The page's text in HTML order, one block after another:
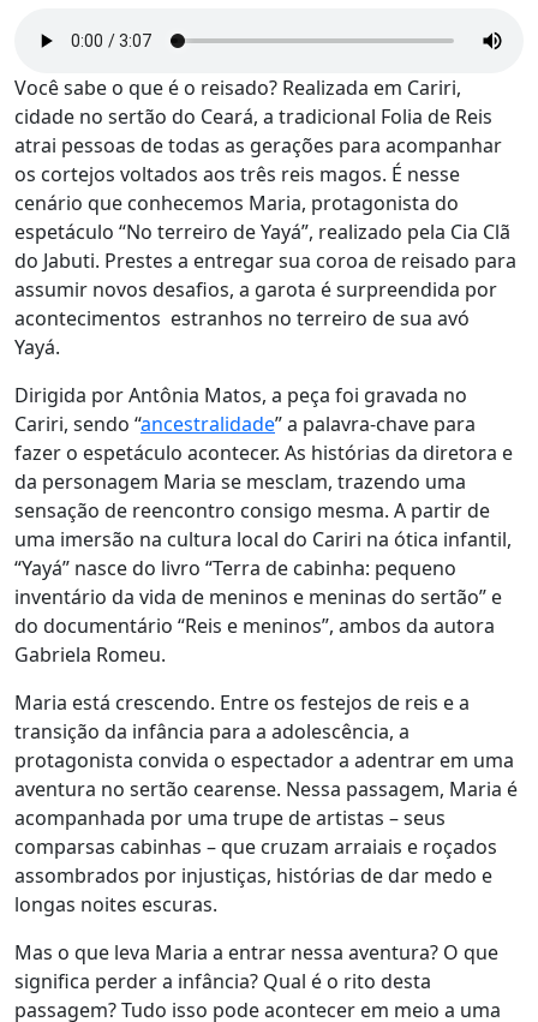
Você sabe o que é o reisado? Realizada em Cariri,
cidade no sertão do Ceará, a tradicional Folia de Reis
atrai pessoas de todas as gerações para acompanhar
os cortejos voltados aos três reis magos. É nesse
cenário que conhecemos Maria, protagonista do
espetáculo “No terreiro de Yayá”, realizado pela Cia Clã
do Jabuti. Prestes a entregar sua coroa de reisado para
assumir novos desafios, a garota é surpreendida por
acontecimentos estranhos no terreiro de sua avó
Yayá.
Dirigida por Antônia Matos, a peça foi gravada no
Cariri, sendo “ancestralidade” a palavra-chave para
fazer o espetáculo acontecer. As histórias da diretora e
da personagem Maria se mesclam, trazendo uma
sensação de reencontro consigo mesma. A partir de
uma imersão na cultura local do Cariri na ótica infantil,
“Yayá” nasce do livro “Terra de cabinha: pequeno
inventário da vida de meninos e meninas do sertão” e
do documentário “Reis e meninos”, ambos da autora
Gabriela Romeu.
Maria está crescendo. Entre os festejos de reis e a
transição da infância para a adolescência, a
protagonista convida o espectador a adentrar em uma
aventura no sertão cearense. Nessa passagem, Maria é
acompanhada por uma trupe de artistas – seus
comparsas cabinhas – que cruzam arraiais e roçados
assombrados por injustiças, histórias de dar medo e
longas noites escuras.
Mas o que leva Maria a entrar nessa aventura? O que
significa perder a infância? Qual é o rito desta
passagem? Tudo isso pode acontecer em meio a uma